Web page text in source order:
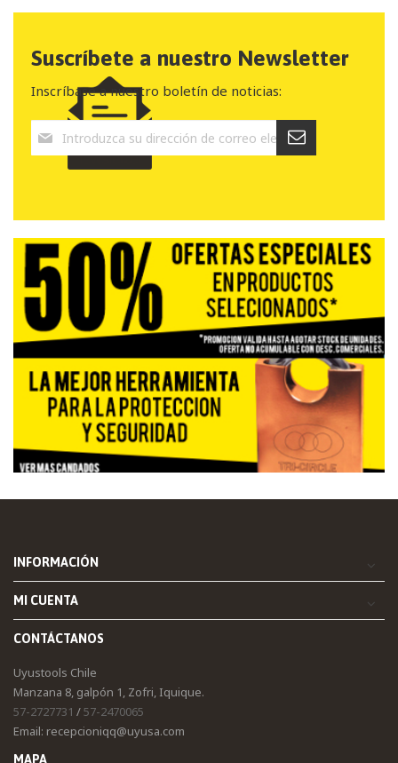
Suscríbete a nuestro Newsletter
Inscríbase a nuestro boletín de noticias:
INFORMACIÓN
MI CUENTA
CONTÁCTANOS
Uyustools Chile
Manzana 8, galpón 1, Zofri, Iquique.
57-2727731 /57-2470065
Email: recepcioniqq@uyusa.com
MAPA